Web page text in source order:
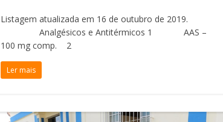
Listagem atualizada em 16 de outubro de 2019.
Analgésicos e Antitérmicos 1 AAS –
100 mg comp. 2
Ler mais